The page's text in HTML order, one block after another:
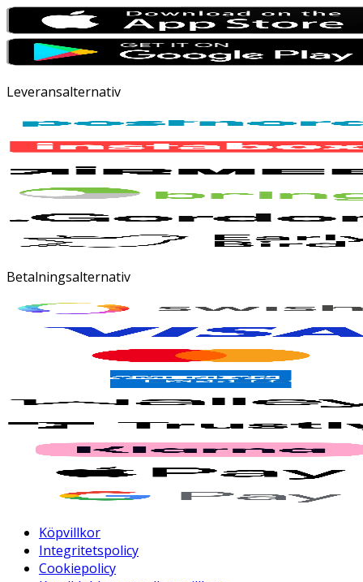
Leveransalternativ
Betalningsalternativ
Köpvillkor
Integritetspolicy
Cookiepolicy